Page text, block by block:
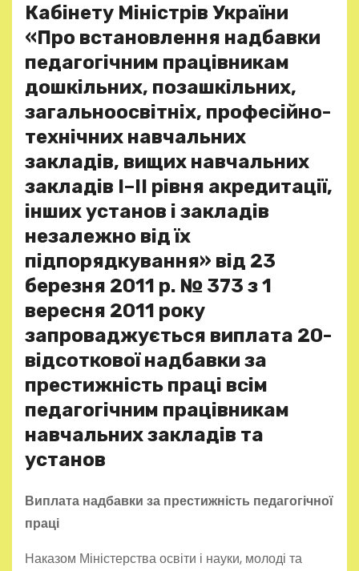
Кабінету Міністрів України
«Про встановлення надбавки
педагогічним працівникам
дошкільних, позашкільних,
загальноосвітніх, професійно-
технічних навчальних
закладів, вищих навчальних
закладів I–II рівня акредитації,
інших установ і закладів
незалежно від їх
підпорядкування» від 23
березня 2011 р. № 373 з 1
вересня 2011 року
запроваджується виплата 20-
відсоткової надбавки за
престижність праці всім
педагогічним працівникам
навчальних закладів та
установ
Виплата надбавки за престижність педагогічної
праці
Наказом Міністерства освіти і науки, молоді та